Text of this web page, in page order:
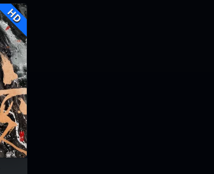
HD